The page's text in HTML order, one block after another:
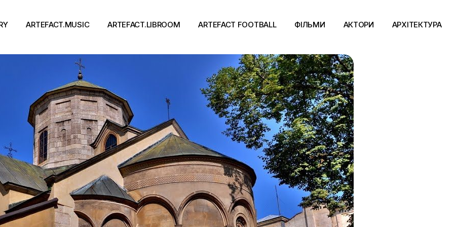
ARTEFACT.MUSIC
Альбоми
Концерти
ARTEFACT.LIBROOM
Письменники
Події
ARTEFACT FOOTBALL ФІЛЬМИ АКТОРИ АРХІТЕКТУРА